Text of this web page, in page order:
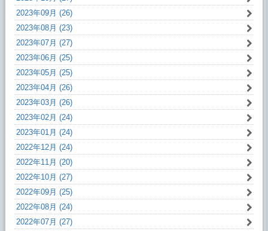
2023年09月 (26)
2023年08月 (23)
2023年07月 (27)
2023年06月 (25)
2023年05月 (25)
2023年04月 (26)
2023年03月 (26)
2023年02月 (24)
2023年01月 (24)
2022年12月 (24)
2022年11月 (20)
2022年10月 (27)
2022年09月 (25)
2022年08月 (24)
2022年07月 (27)